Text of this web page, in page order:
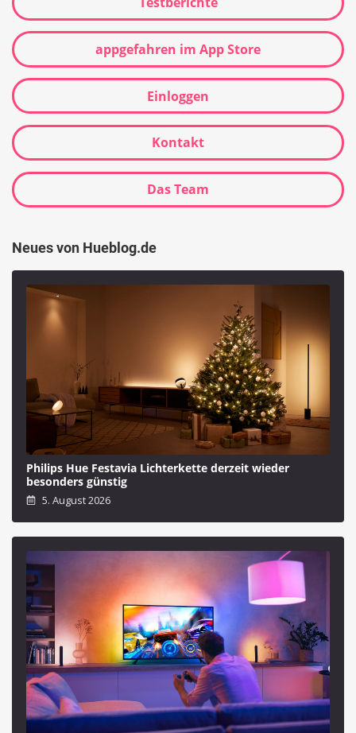
appgefahren im App Store
Einloggen
Kontakt
Das Team
Neues von Hueblog.de
Philips Hue Festavia Lichterkette derzeit wieder
besonders günstig
5. August 2026